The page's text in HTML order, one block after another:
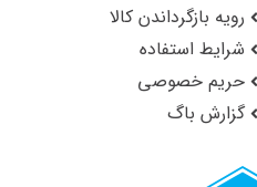
رویه بازگرداندن کالا
شرایط استفاده
حریم خصوصی
گزارش باگ